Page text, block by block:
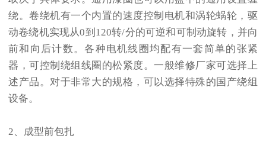
绕。卷绕机有一个内置的速度控制电机和涡轮蜗轮，驱
动卷绕机实现从0到120转/分的可逆和可制动旋转，并向
前和向后计数。各种电机线圈均配有一套简单的张紧
器，可控制绕组线圈的松紧度。一般维修厂家可选择上
述产品。对于非常大的规格，可以选择特殊的国产绕组
设备。
2、成型前包扎